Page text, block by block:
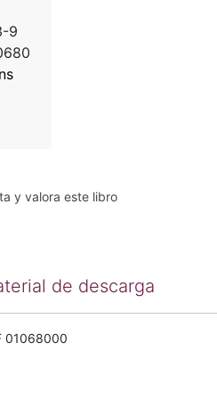
9
y valora este libro
de descarga
01068000